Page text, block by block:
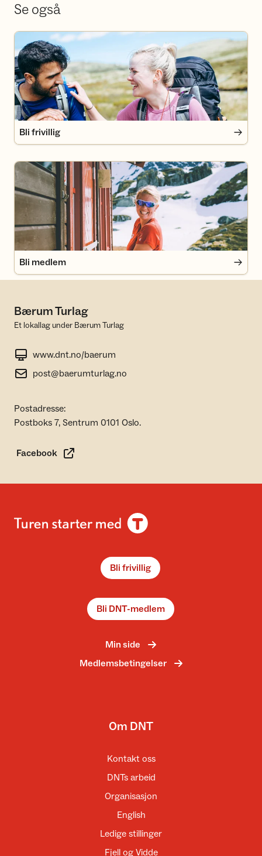
Se også
Bli frivillig
Bli frivillig
Bli medlem
Bli medlem
Bærum Turlag
Et lokallag under Bærum Turlag
www.dnt.no/baerum
post@baerumturlag.no
Postadresse:
Postboks 7, Sentrum 0101 Oslo.
Facebook
Bli frivillig
Bli DNT-medlem
Min side
Medlemsbetingelser
Om DNT
Kontakt oss
DNTs arbeid
Organisasjon
English
Ledige stillinger
Fjell og Vidde